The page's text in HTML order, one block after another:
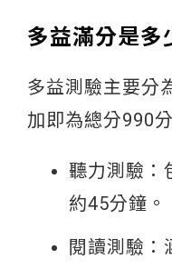
多益滿分是多
多益測驗主要分
加即為總分990分
聽力測驗：
約45分鐘。
閱讀測驗